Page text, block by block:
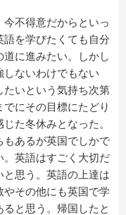
不得意だからといっ
を学びたくても自分
に進みたい。しかし
ないわけでもない
たいという気持ち次第
にその目標にたどり
た冬休みとなった。
あるが英国でしかで
。英語はすごく大切だ
思う。英語の上達は
やその他にも英国で学
と思う。帰国したと